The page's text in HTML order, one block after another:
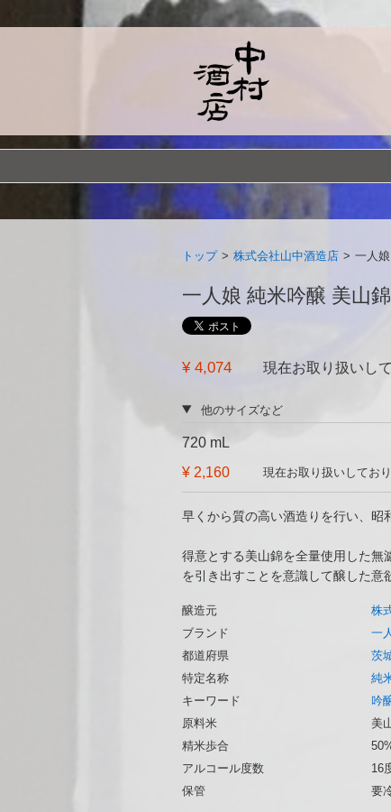
トップ > 株式会社山中酒造店 > 一人
一人娘 純米吟醸 美山
¥ 4,074 現在お取り扱いし
他のサイズなど
720 mL
¥ 2,160
現在お取り扱いしており
早くから質の高い酒造りを行い、昭
得意とする美山錦を全量使用した無
を引き出すことを意識して醸した意
醸造元
株
ブランド
一
都道府県
茨
特定名称
純
キーワード
吟
原料米
美
精米歩合
アルコール度数
16
保管
要